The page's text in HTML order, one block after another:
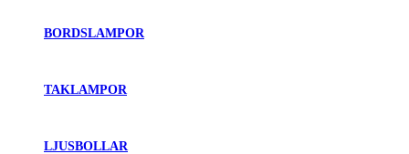
BORDSLAMPOR
TAKLAMPOR
LJUSBOLLAR